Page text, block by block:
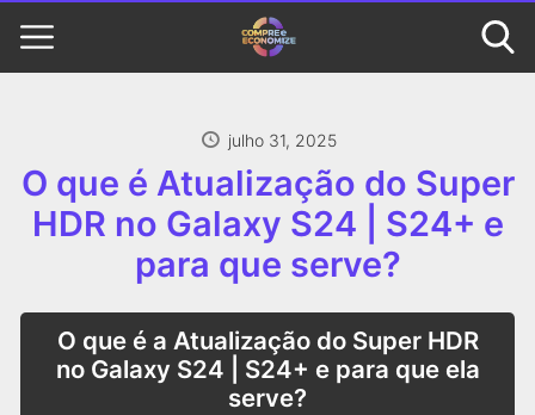
julho 31, 2025
O que é Atualização do Super
HDR no Galaxy S24 | S24+ e
para que serve?
O que é a Atualização do Super HDR
no Galaxy S24 | S24+ e para que ela
serve?